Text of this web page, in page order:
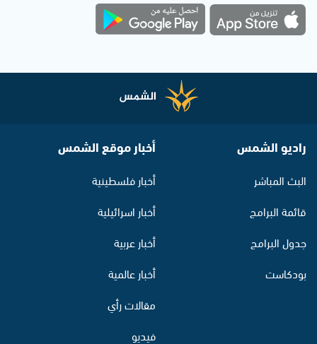
راديو الشمس
البث المباشر
قائمة البرامج
جدول البرامج
بودكاست
أخبار موقع الشمس
أخبار فلسطينية
أخبار اسرائيلية
أخبار عربية
أخبار عالمية
مقالات رأي
فيديو